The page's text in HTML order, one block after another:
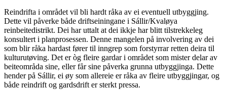
Reindrifta i området vil bli hardt råka av ei eventuell utbyggjing.
Dette vil påverke både driftseiningane i Sállir/Kvaløya
reinbeitedistrikt. Dei har uttalt at dei ikkje har blitt tilstrekkeleg
konsultert i planprosessen. Denne mangelen på involvering av dei
som blir råka hardast fører til inngrep som forstyrrar retten deira til
kulturutøving. Det er òg fleire gardar i området som mister delar av
beiteområda sine, eller får sine påverka grunna utbyggjinga. Dette
hender på Sállir, ei øy som allereie er råka av fleire utbyggjingar, og
både reindrift og gardsdrift er sterkt pressa.